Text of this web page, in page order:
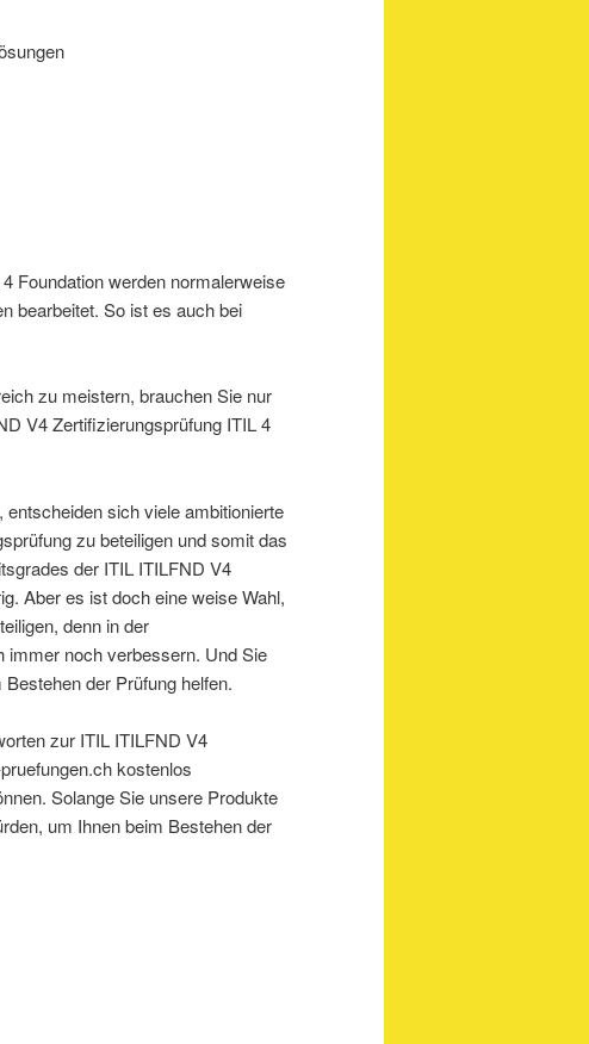
4 Foundation werden normalerweise
bearbeitet. So ist es auch bei
zu meistern, brauchen Sie nur
V4 Zertifizierungsprüfung ITIL 4
sich viele ambitionierte
zu beteiligen und somit das
der ITIL ITILFND V4
Aber es ist doch eine weise Wahl,
denn in der
immer noch verbessern. Und Sie
der Prüfung helfen.
zur ITIL ITILFND V4
kostenlos
Solange Sie unsere Produkte
um Ihnen beim Bestehen der